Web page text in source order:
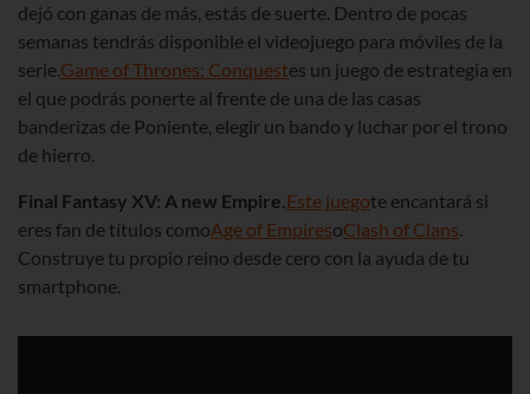
dejó con ganas de más, estás de suerte. Dentro de pocas
semanas tendrás disponible el videojuego para móviles de la
serie.Game of Thrones: Conquestes un juego de estrategia en
el que podrás ponerte al frente de una de las casas
banderizas de Poniente, elegir un bando y luchar por el trono
de hierro.
Final Fantasy XV: A new Empire.Este juegote encantará si
eres fan de títulos comoAge of EmpiresoClash of Clans.
Construye tu propio reino desde cero con la ayuda de tu
smartphone.